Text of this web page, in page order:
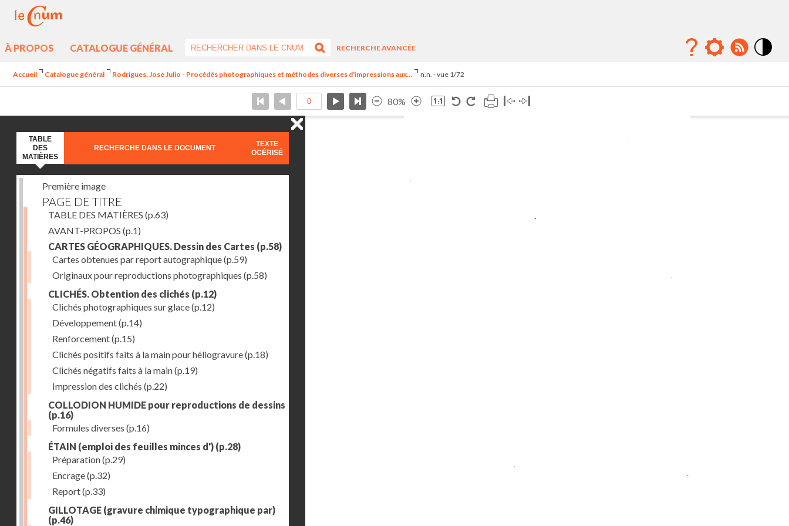
À PROPOS CATALOGUE GÉNÉRAL
RECHERCHE AVANCÉE
Accueil Catalogue général Rodrigues, Jose Julio - Procédés photographiques et méthodes diverses d'impressions aux... n.n. - vue 1/72
80%
TABLE
DES
MATIÈRES
RECHERCHE DANS LE DOCUMENT
TEXTE
OCÉRISÉ
Première image
PAGE DE TITRE
TABLE DES MATIÈRES (p.63)
AVANT-PROPOS (p.1)
CARTES GÉOGRAPHIQUES. Dessin des Cartes (p.58)
Cartes obtenues par report autographique(p.59)
Originaux pour reproductions photographiques (p.58)
CLICHÉS. Obtention des clichés (p.12)
Clichés photographiques sur glace(p.12)
Développement(p.14)
Renforcement(p.15)
Clichés positifs faits à la main pour héliogravure(p.18)
Clichés négatifs faits à la main(p.19)
Impression des clichés (p.22)
COLLODION HUMIDE pour reproductions de dessins
(p.16)
Formules diverses (p.16)
ÉTAIN (emploi des feuilles minces d') (p.28)
Préparation(p.29)
Encrage(p.32)
Report(p.33)
GILLOTAGE (gravure chimique typographique par)
(p.46)